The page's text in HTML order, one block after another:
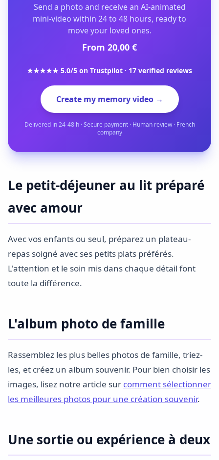
Send a photo and receive an AI-animated
mini-video within 24 to 48 hours, ready to
move your loved ones.
From 20,00 €
★★★★★ 5.0/5 on Trustpilot · 17 verified reviews
Create my memory video →
Delivered in 24-48 h · Secure payment · Human review · French
company
Le petit-déjeuner au lit préparé
avec amour
Avec vos enfants ou seul, préparez un plateau-
repas soigné avec ses petits plats préférés.
L'attention et le soin mis dans chaque détail font
toute la différence.
L'album photo de famille
Rassemblez les plus belles photos de famille, triez-
les, et créez un album souvenir. Pour bien choisir les
images, lisez notre article sur comment sélectionner
les meilleures photos pour une création souvenir.
Une sortie ou expérience à deux